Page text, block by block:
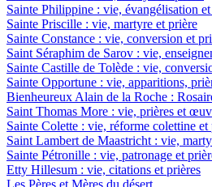
Sainte Philippine : vie, évangélisation
Sainte Priscille : vie, martyre et prière
Sainte Constance : vie, conversion et
Saint Séraphim de Sarov : vie,
Sainte Castille de Tolède : vie,
Sainte Opportune : vie, apparitions,
Bienheureux Alain de la Roche :
Saint Thomas More : vie, prières et
Sainte Colette : vie, réforme colettine et
Saint Lambert de Maastricht : vie,
Sainte Pétronille : vie, patronage et
Etty Hillesum : vie, citations et prières
Les Pères et Mères du désert